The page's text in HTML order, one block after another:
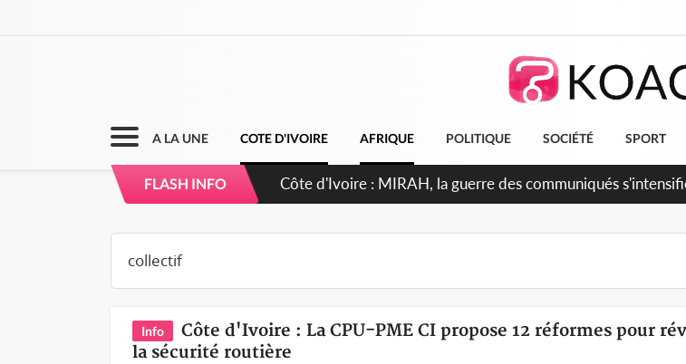
A LA UNE COTE D'IVOIRE AFRIQUE POLITIQUE SOCIÉTÉ SPORT
FLASH INFO Côte d'Ivoire : Indépendance 2026, Thiam plaide pour un
Info
Côte d'Ivoire : La CPU-PME CI propose 12 réformes pour
la sécurité routière